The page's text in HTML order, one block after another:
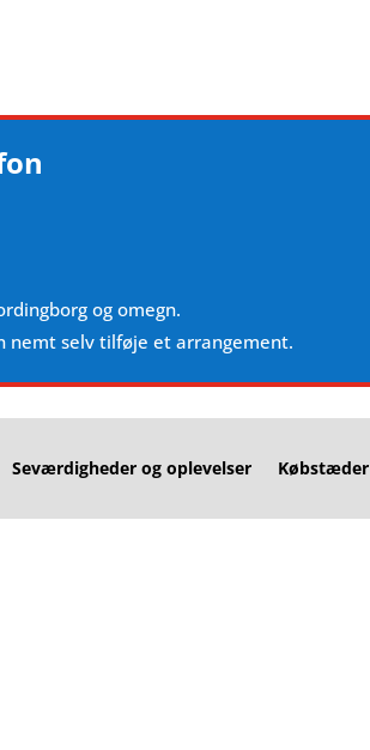
og omegn.
nemt selv tilføje et arrangement.
Seværdigheder og oplevelser Købstæder